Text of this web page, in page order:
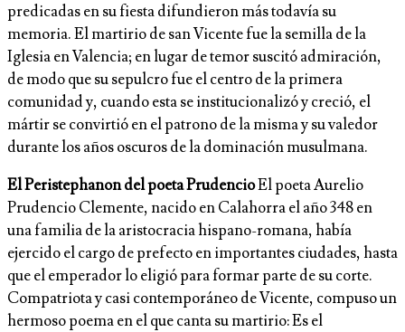
predicadas en su fiesta difundieron más todavía su
memoria. El martirio de san Vicente fue la semilla de la
Iglesia en Valencia; en lugar de temor suscitó admiración,
de modo que su sepulcro fue el centro de la primera
comunidad y, cuando esta se institucionalizó y creció, el
mártir se convirtió en el patrono de la misma y su valedor
durante los años oscuros de la dominación musulmana.
El Peristephanon del poeta PrudencioEl poeta Aurelio
Prudencio Clemente, nacido en Calahorra el año 348 en
una familia de la aristocracia hispano-romana, había
ejercido el cargo de prefecto en importantes ciudades, hasta
que el emperador lo eligió para formar parte de su corte.
Compatriota y casi contemporáneo de Vicente, compuso un
hermoso poema en el que canta su martirio: Es el